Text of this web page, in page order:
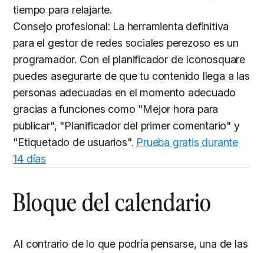
tiempo para relajarte.
Consejo profesional: La herramienta definitiva
para el gestor de redes sociales perezoso es un
programador. Con el planificador de Iconosquare
puedes asegurarte de que tu contenido llega a las
personas adecuadas en el momento adecuado
gracias a funciones como "Mejor hora para
publicar", "Planificador del primer comentario" y
"Etiquetado de usuarios". Prueba gratis durante
14 días
Bloque del calendario
Al contrario de lo que podría pensarse, una de las